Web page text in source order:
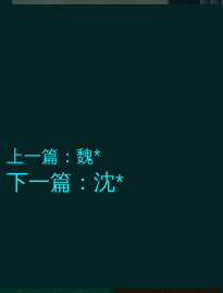
上一篇： 魏*
下一篇： 沈*